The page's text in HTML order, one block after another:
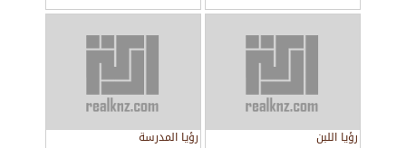
رؤيا اللبن رؤيا المدرسة